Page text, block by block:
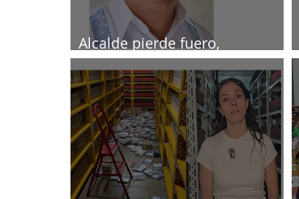
Alcalde pierde fuero,
investigado por muerte de
periodista